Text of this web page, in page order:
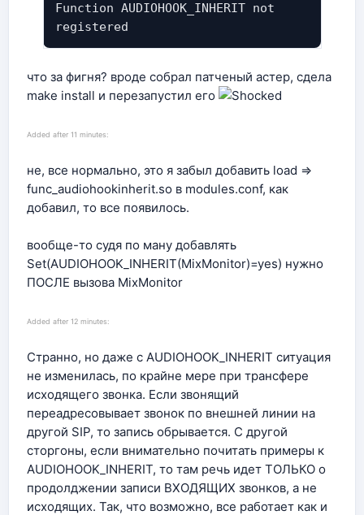
Function AUDIOHOOK_INHERIT not
registered
что за фигня? вроде собрал патченый астер, сдела
make install и перезапустил его
Added after 11 minutes:
не, все нормально, это я забыл добавить load =>
func_audiohookinherit.so в modules.conf, как
добавил, то все появилось.
вообще-то судя по ману добавлять
Set(AUDIOHOOK_INHERIT(MixMonitor)=yes) нужно
ПОСЛЕ вызова MixMonitor
Added after 12 minutes:
Странно, но даже с AUDIOHOOK_INHERIT ситуация
не изменилась, по крайне мере при трансфере
исходящего звонка. Если звонящий
переадресовывает звонок по внешней линии на
другой SIP, то запись обрывается. С другой
сторгоны, если внимательно почитать примеры к
AUDIOHOOK_INHERIT, то там речь идет ТОЛЬКО о
продолджении записи ВХОДЯЩИХ звонков, а не
исходящих. Так, что возможно, все работает как и